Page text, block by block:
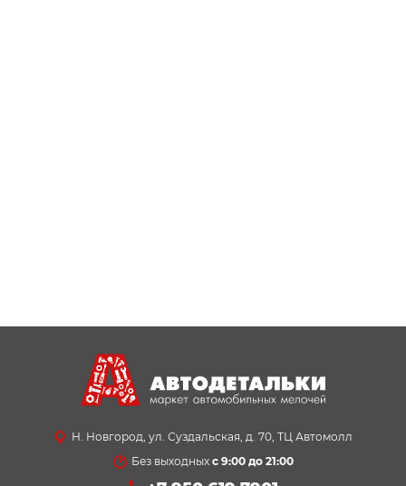
Н. Новгород, ул. Суздальская, д. 70, ТЦ Автомолл
Без выходных с 9:00 до 21:00